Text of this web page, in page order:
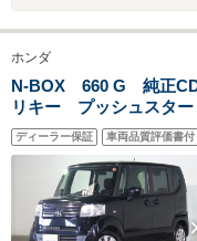
ホンダ
N-BOX 660 G 純正
リキー プッシュスタ
ディーラー保証 車両品質評価書付